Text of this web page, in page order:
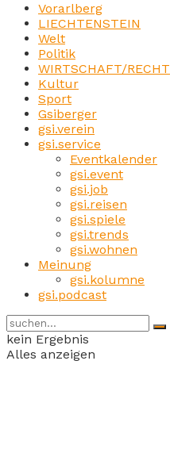
Vorarlberg
LIECHTENSTEIN
Welt
Politik
WIRTSCHAFT/RECHT
Kultur
Sport
Gsiberger
gsi.verein
gsi.service
Eventkalender
gsi.event
gsi.job
gsi.reisen
gsi.spiele
gsi.trends
gsi.wohnen
Meinung
gsi.kolumne
gsi.podcast
kein Ergebnis
Alles anzeigen